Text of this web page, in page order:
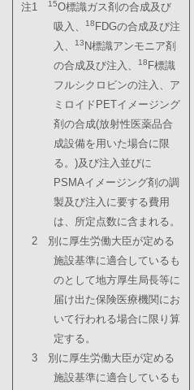
注1 15O標識ガス剤の合成及び
吸入、
18 FDGの合成及び注
入、
13 N標識アンモニア剤
の合成及び注入、
18 F標識
フルシクロビンの注入、ア
ミロイドPETイメージング
剤の合成(放射性医薬品合
成設備を用いた場合に限
る。)及び注入並びに
PSMAイメージング剤の調
製及び注入に要する費用
は、所定点数に含まれる。
2 別に厚生労働大臣が定める
施設基準に適合しているも
のとして地方厚生局長等に
届け出た保険医療機関にお
いて行われる場合に限り算
定する。
3 別に厚生労働大臣が定める
施設基準に適合しているも